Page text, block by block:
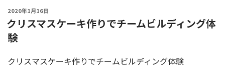
POSTED
ON
2020年1月16日
クリスマスケーキ作りでチームビルディング体
験
クリスマスケーキ作りでチームビルディング体験